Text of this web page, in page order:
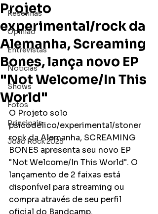
Resenhas
Opinião
Entrevistas
Notícias
Shows
Fotos
Principais
João Rock 2025
Projeto
experimental/rock da
Alemanha, Screaming
Bones, lança novo EP
"Not Welcome/In This
World"
O Projeto solo
psicodélico/experimental/stoner
rock da Alemanha, SCREAMING
BONES apresenta seu novo EP
"Not Welcome/In This World". O
lançamento de 2 faixas está
disponível para streaming ou
compra através de seu perfil
oficial do Bandcamp.